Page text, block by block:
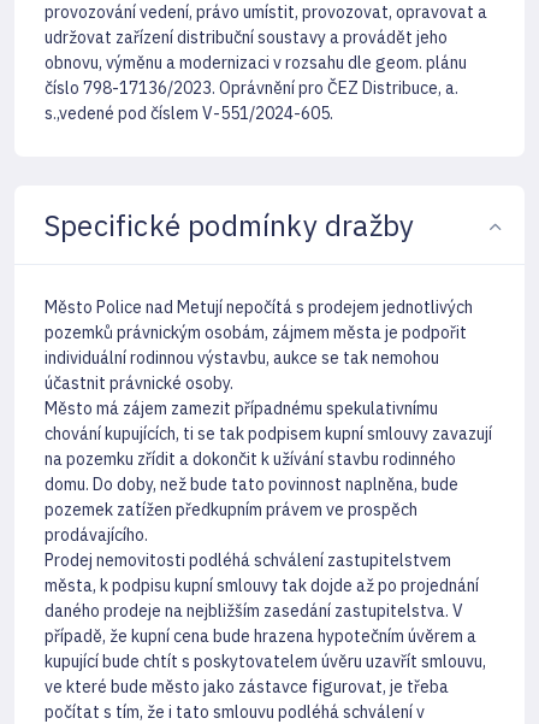
provozování vedení, právo umístit, provozovat, opravovat a
udržovat zařízení distribuční soustavy a provádět jeho
obnovu, výměnu a modernizaci v rozsahu dle geom. plánu
číslo 798-17136/2023. Oprávnění pro ČEZ Distribuce, a.
s.,vedené pod číslem V-551/2024-605.
Specifické podmínky dražby
Město Police nad Metují nepočítá s prodejem jednotlivých
pozemků právnickým osobám, zájmem města je podpořit
individuální rodinnou výstavbu, aukce se tak nemohou
účastnit právnické osoby.
Město má zájem zamezit případnému spekulativnímu
chování kupujících, ti se tak podpisem kupní smlouvy zavazují
na pozemku zřídit a dokončit k užívání stavbu rodinného
domu. Do doby, než bude tato povinnost naplněna, bude
pozemek zatížen předkupním právem ve prospěch
prodávajícího.
Prodej nemovitosti podléhá schválení zastupitelstvem
města, k podpisu kupní smlouvy tak dojde až po projednání
daného prodeje na nejbližším zasedání zastupitelstva. V
případě, že kupní cena bude hrazena hypotečním úvěrem a
kupující bude chtít s poskytovatelem úvěru uzavřít smlouvu,
ve které bude město jako zástavce figurovat, je třeba
počítat s tím, že i tato smlouvu podléhá schválení v